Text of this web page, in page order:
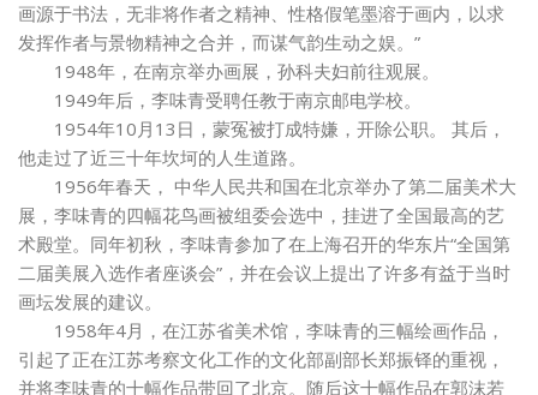
画源于书法，无非将作者之精神、性格假笔墨溶于画内，以求
发挥作者与景物精神之合并，而谋气韵生动之娱。”
1948年，在南京举办画展，孙科夫妇前往观展。
1949年后，李味青受聘任教于南京邮电学校。
1954年10月13日，蒙冤被打成特嫌，开除公职。 其后，
他走过了近三十年坎坷的人生道路。
1956年春天， 中华人民共和国在北京举办了第二届美术大
展，李味青的四幅花鸟画被组委会选中，挂进了全国最高的艺
术殿堂。同年初秋，李味青参加了在上海召开的华东片“全国第
二届美展入选作者座谈会”，并在会议上提出了许多有益于当时
画坛发展的建议。
1958年4月，在江苏省美术馆，李味青的三幅绘画作品，
引起了正在江苏考察文化工作的文化部副部长郑振铎的重视，
并将李味青的十幅作品带回了北京。随后这十幅作品在郭沫若